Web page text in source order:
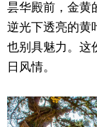
昙华殿前，金黄
逆光下透亮的黄
也别具魅力。这
日风情。